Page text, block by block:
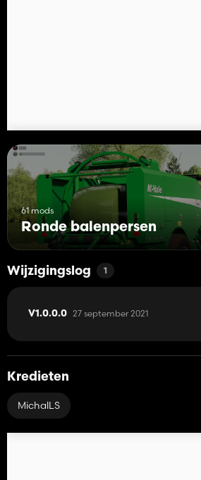
61 mods
Ronde balenpersen
Wijzigingslog 1
V1.0.0.0 27 september 2021
Kredieten
MichalLS